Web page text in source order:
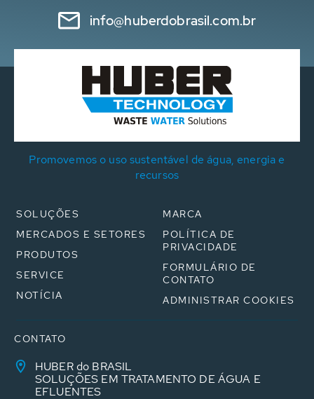
info@huberdobrasil.com.br
Promovemos o uso sustentável de água, energia e
recursos
SOLUÇÕES
MERCADOS E SETORES
PRODUTOS
SERVICE
NOTÍCIA
MARCA
POLÍTICA DE
PRIVACIDADE
FORMULÁRIO DE
CONTATO
ADMINISTRAR COOKIES
CONTATO
HUBER do BRASIL
SOLUÇÕES EM TRATAMENTO DE ÁGUA E
EFLUENTES